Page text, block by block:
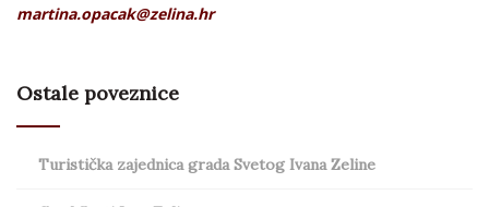
martina.opacak@zelina.hr
Ostale poveznice
Turistička zajednica grada Svetog Ivana Zeline